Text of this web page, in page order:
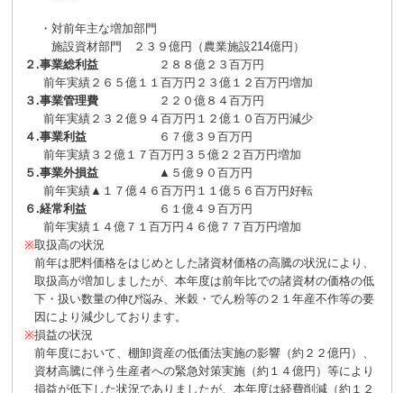
・対前年主な増加部門
施設資材部門
２３９億円（農業施設214億円）
２.事業総利益
２８８億２３百万円
前年実績 ２６５億１１百万円 ２３億１２百万円増加
３.事業管理費
２２０億８４百万円
前年実績 ２３２億９４百万円 １２億１０百万円減少
４.事業利益
６７億３９百万円
前年実績 ３２億１７百万円 ３５億２２百万円増加
５.事業外損益
▲５億９０百万円
前年実績 ▲１７億４６百万円 １１億５６百万円好転
６.経常利益
６１億４９百万円
前年実績 １４億７１百万円 ４６億７７百万円増加
※取扱高の状況
前年は肥料価格をはじめとした諸資材価格の高騰の状況により、
取扱高が増加しましたが、本年度は前年比での諸資材の価格の低
下・扱い数量の伸び悩み、米穀・でん粉等の２１年産不作等の要
因により減少しております。
※損益の状況
前年度において、棚卸資産の低価法実施の影響（約２２億円）、
資材高騰に伴う生産者への緊急対策実施（約１４億円）等により
損益が低下した状況でありましたが、本年度は経費削減（約１２